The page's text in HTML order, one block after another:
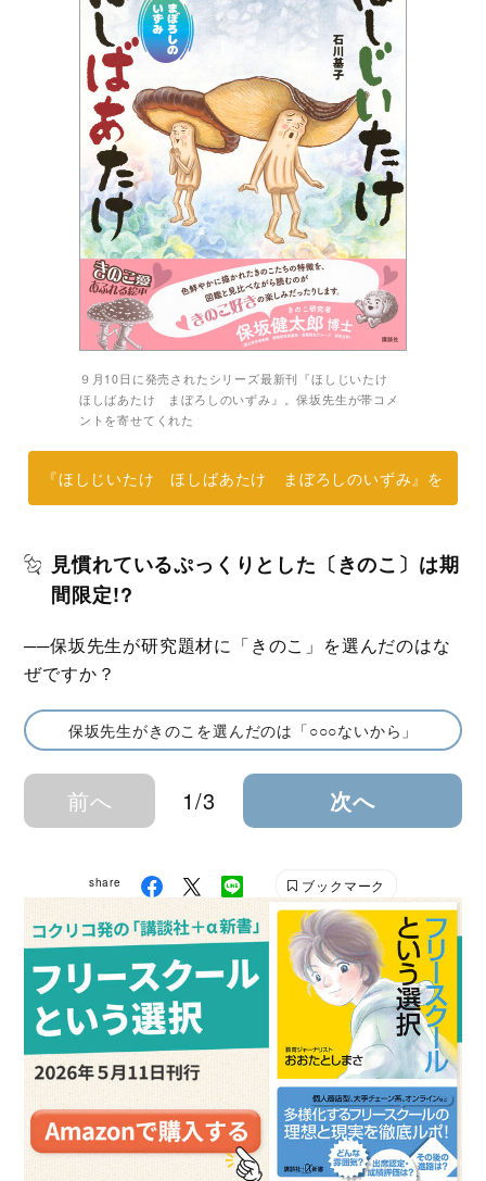
９月10日に発売されたシリーズ最新刊『ほしじいたけ
ほしばあたけ まぼろしのいずみ』。保坂先生が帯コメ
ントを寄せてくれた
『ほしじいたけ ほしばあたけ まぼろしのいずみ』を
見慣れているぷっくりとした〔きのこ〕は期
間限定!?
──保坂先生が研究題材に「きのこ」を選んだのはな
ぜですか？
保坂先生がきのこを選んだのは「○○○ないから」
前へ 1/3 次へ
share ブックマーク